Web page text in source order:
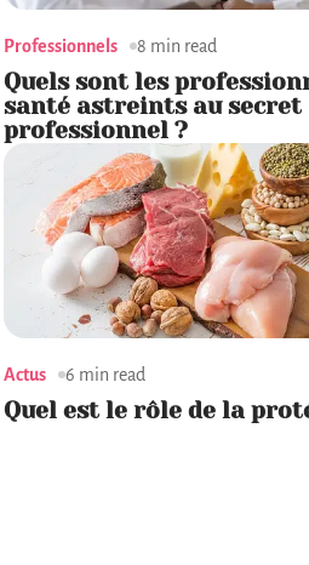
Professionnels 8 min read
Quels sont les
santé astreints au secret
professionnel ?
Actus 6 min read
Quel est le rôle de la